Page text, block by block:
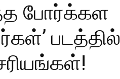
போர்க்கள
படத்தில்